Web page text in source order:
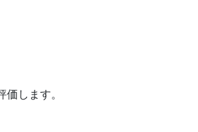
します。